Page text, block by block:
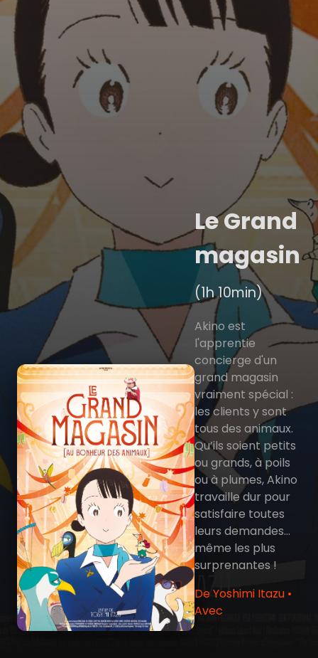
Le Grand
magasin
(1h 10min)
Akino est
l'apprentie
concierge d'un
grand magasin
vraiment spécial :
les clients y sont
tous des animaux.
Qu’ils soient petits
ou grands, à poils
ou à plumes, Akino
travaille dur pour
satisfaire toutes
leurs demandes…
même les plus
surprenantes !
De Yoshimi Itazu •
Avec